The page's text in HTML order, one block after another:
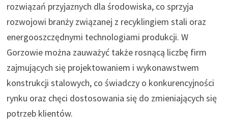
rozwiązań przyjaznych dla środowiska, co sprzyja
rozwojowi branży związanej z recyklingiem stali oraz
energooszczędnymi technologiami produkcji. W
Gorzowie można zauważyć także rosnącą liczbę firm
zajmujących się projektowaniem i wykonawstwem
konstrukcji stalowych, co świadczy o konkurencyjności
rynku oraz chęci dostosowania się do zmieniających się
potrzeb klientów.